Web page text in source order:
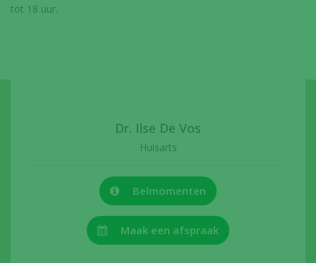
tot 18 uur.
Dr. Ilse De Vos
Huisarts
Belmomenten
Maak een afspraak